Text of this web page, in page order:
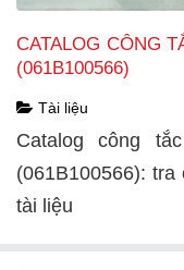
CATALOG CÔNG
(061B100566)
Tài liệu
Catalog công
(061B100566):
tài liệu